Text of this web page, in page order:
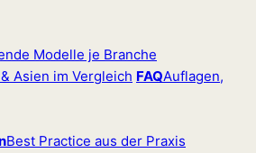
Modelle je Branche
Asien im Vergleich FAQAuflagen,
Best Practice aus der Praxis